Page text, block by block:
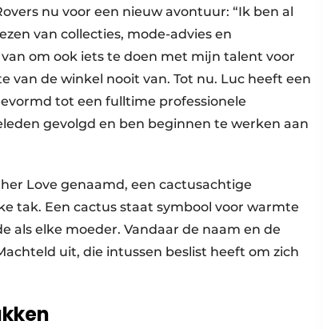
nu voor een nieuw avontuur: “Ik ben al
van collecties, mode-advies en
om ook iets te doen met mijn talent voor
de winkel nooit van. Tot nu. Luc heeft een
tot een fulltime professionele
gevolgd en ben beginnen te werken aan
Love genaamd, een cactusachtige
tak. Een cactus staat symbool voor warmte
als elke moeder. Vandaar de naam en de
uit, die intussen beslist heeft om zich